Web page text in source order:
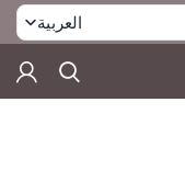
العربية